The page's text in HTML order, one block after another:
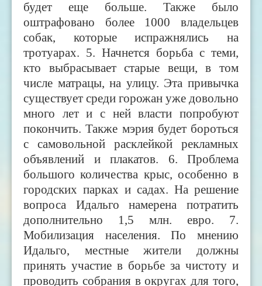
будет еще больше. Также было
оштрафовано более 1000 владельцев
собак, которые испражнялись на
тротуарах. 5. Начнется борьба с теми,
кто выбрасывает старые вещи, в том
числе матрацы, на улицу. Эта привычка
существует среди горожан уже довольно
много лет и с ней власти попробуют
покончить. Также мэрия будет бороться
с самовольной расклейкой рекламных
объявлений и плакатов. 6. Проблема
большого количества крыс, особенно в
городских парках и садах. На решение
вопроса Идальго намерена потратить
дополнительно 1,5 млн. евро. 7.
Мобилизация населения. По мнению
Идальго, местные жители должны
принять участие в борьбе за чистоту и
проводить собрания в округах для того,